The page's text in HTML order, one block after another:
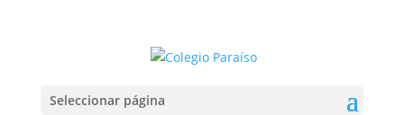
Seleccionar página